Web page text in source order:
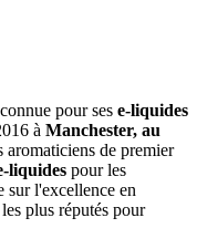
pour ses e-liquides
à Manchester, au
aromaticiens de premier
liquides pour les
sur l'excellence en
plus réputés pour